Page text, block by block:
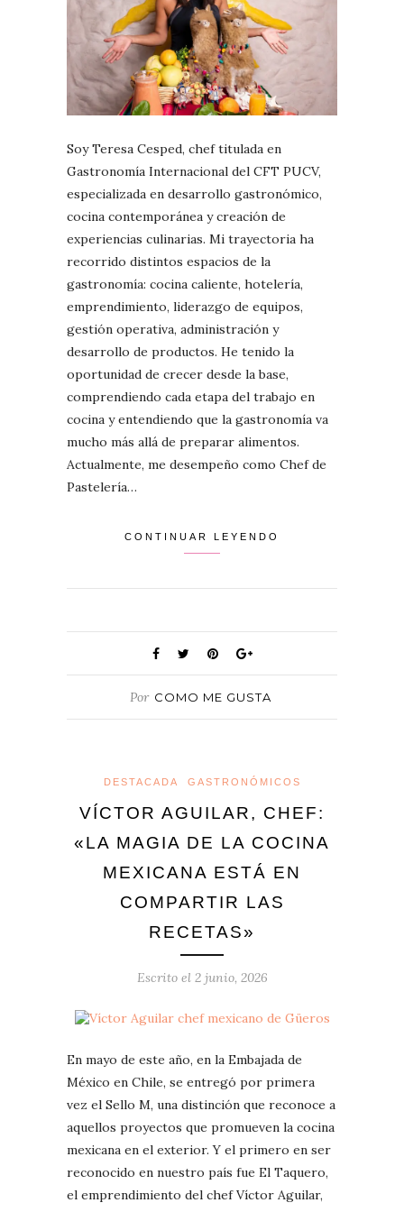
Soy Teresa Cesped, chef titulada en
Gastronomía Internacional del CFT PUCV,
especializada en desarrollo gastronómico,
cocina contemporánea y creación de
experiencias culinarias. Mi trayectoria ha
recorrido distintos espacios de la
gastronomía: cocina caliente, hotelería,
emprendimiento, liderazgo de equipos,
gestión operativa, administración y
desarrollo de productos. He tenido la
oportunidad de crecer desde la base,
comprendiendo cada etapa del trabajo en
cocina y entendiendo que la gastronomía va
mucho más allá de preparar alimentos.
Actualmente, me desempeño como Chef de
Pastelería…
CONTINUAR LEYENDO
Por COMO ME GUSTA
DESTACADA GASTRONÓMICOS
VÍCTOR AGUILAR, CHEF:
«LA MAGIA DE LA COCINA
MEXICANA ESTÁ EN
COMPARTIR LAS
RECETAS»
Escrito el 2 junio, 2026
En mayo de este año, en la Embajada de
México en Chile, se entregó por primera
vez el Sello M, una distinción que reconoce a
aquellos proyectos que promueven la cocina
mexicana en el exterior. Y el primero en ser
reconocido en nuestro país fue El Taquero,
el emprendimiento del chef Víctor Aguilar,